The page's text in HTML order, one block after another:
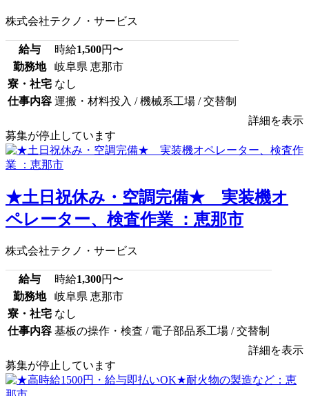
株式会社テクノ・サービス
給与 時給1,500円〜
勤務地
岐阜県 恵那市
寮・社宅 なし
仕事内容 運搬・材料投入 / 機械系工場 / 交替制
詳細を表示
募集が停止しています
★土日祝休み・空調完備★ 実装機オ
ペレーター、検査作業 ：恵那市
株式会社テクノ・サービス
給与 時給1,300円〜
勤務地
岐阜県 恵那市
寮・社宅 なし
仕事内容 基板の操作・検査 / 電子部品系工場 / 交替制
詳細を表示
募集が停止しています